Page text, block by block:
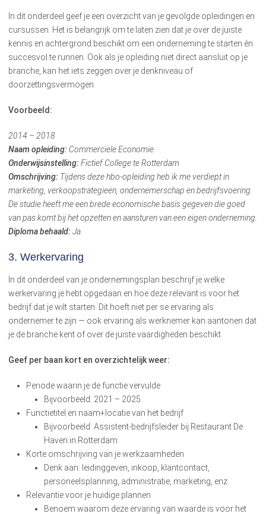
In dit onderdeel geef je een overzicht van je gevolgde opleidingen en
cursussen. Het is belangrijk om te laten zien dat je over de juiste
kennis en achtergrond beschikt om een onderneming te starten én
succesvol te runnen. Ook als je opleiding niet direct aansluit op je
branche, kan het iets zeggen over je denkniveau of
doorzettingsvermogen.
Voorbeeld:
2014 – 2018
Naam opleiding: Commerciële Economie
Onderwijsinstelling: Fictief College te Rotterdam
Omschrijving: Tijdens deze hbo-opleiding heb ik me verdiept in
marketing, verkoopstrategieën, ondernemerschap en bedrijfsvoering.
De studie heeft me een brede economische basis gegeven die goed
van pas komt bij het opzetten en aansturen van een eigen onderneming.
Diploma behaald: Ja
3. Werkervaring
In dit onderdeel van je ondernemingsplan beschrijf je welke
werkervaring je hebt opgedaan en hoe deze relevant is voor het
bedrijf dat je wilt starten. Dit hoeft niet per se ervaring als
ondernemer te zijn — ook ervaring als werknemer kan aantonen dat
je de branche kent of over de juiste vaardigheden beschikt.
Geef per baan kort en overzichtelijk weer:
Periode waarin je de functie vervulde
Bijvoorbeeld: 2021 – 2025
Functietitel en naam+locatie van het bedrijf
Bijvoorbeeld: Assistent-bedrijfsleider bij Restaurant De
Haven in Rotterdam
Korte omschrijving van je werkzaamheden
Denk aan: leidinggeven, inkoop, klantcontact,
personeelsplanning, administratie, marketing, enz.
Relevantie voor je huidige plannen
Benoem waarom deze ervaring van waarde is voor het